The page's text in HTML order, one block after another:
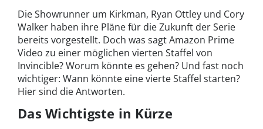
Die Showrunner um Kirkman, Ryan Ottley und Cory
Walker haben ihre Pläne für die Zukunft der Serie
bereits vorgestellt. Doch was sagt Amazon Prime
Video zu einer möglichen vierten Staffel von
Invincible? Worum könnte es gehen? Und fast noch
wichtiger: Wann könnte eine vierte Staffel starten?
Hier sind die Antworten.
Das Wichtigste in Kürze